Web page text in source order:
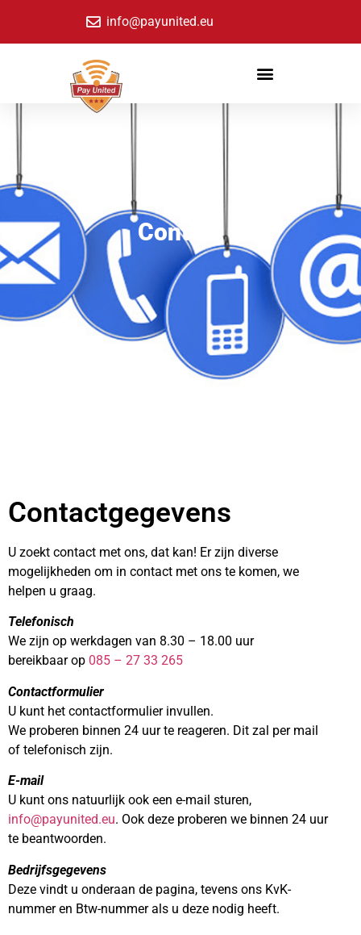
info@payunited.eu
Contact
Contactgegevens
U zoekt contact met ons, dat kan! Er zijn diverse
mogelijkheden om in contact met ons te komen, we
helpen u graag.
Telefonisch
We zijn op werkdagen van 8.30 – 18.00 uur
bereikbaar op 085 – 27 33 265
Contactformulier
U kunt het contactformulier invullen.
We proberen binnen 24 uur te reageren. Dit zal per mail
of telefonisch zijn.
E-mail
U kunt ons natuurlijk ook een e-mail sturen,
info@payunited.eu. Ook deze proberen we binnen 24 uur
te beantwoorden.
Bedrijfsgegevens
Deze vindt u onderaan de pagina, tevens ons KvK-
nummer en Btw-nummer als u deze nodig heeft.